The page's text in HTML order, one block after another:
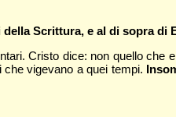
Scrittura, e al di sopra di
Cristo dice: non quello che
vigevano a quei tempi.